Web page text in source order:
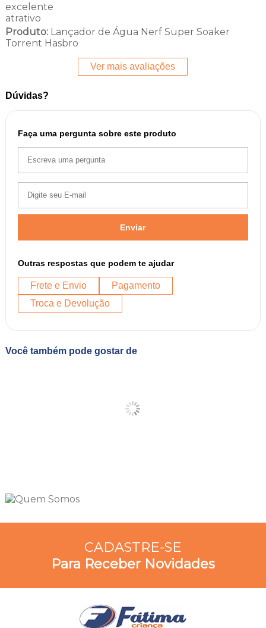
excelente
atrativo
Produto:Lançador de Água Nerf Super Soaker
Torrent Hasbro
Ver mais avaliações
Dúvidas?
Faça uma pergunta sobre este produto
Enviar
Outras respostas que podem te ajudar
Frete e Envio
Pagamento
Troca e Devolução
Você também pode gostar de
CADASTRE-SE
Para Receber Novidades